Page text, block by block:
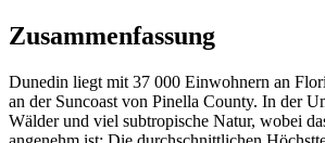
Zusammenfassung
Dunedin liegt mit 37 000 Einwohnern an
an der Suncoast von Pinella County. In der
Wälder und viel subtropische Natur, wobei